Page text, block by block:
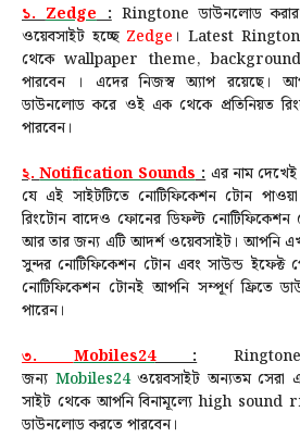
১.Zedge: Ringtone ডাউনলোড
ওয়েবসাইট হচ্ছে Zedge । Latest
থেকে wallpaper theme, background
পারবেন । এদের নিজস্ব অ্যাপ রয়েছে।
ডাউনলোড করে ওই এক থেকে প্রতিনিয়ত
পারবেন।
২.Notification Sounds:এর নাম
যে এই সাইটটিতে নোটিফিকেশন টোন
রিংটোন বাদেও ফোনের ডিফল্ট নোটিফিকেশন
আর তার জন্য এটি আদর্শ ওয়েবসাইট। আপনি
সুন্দর নোটিফিকেশন টোন এবং সাউন্ড ইফেক্ট
নোটিফিকেশন টোনই আপনি সম্পূর্ণ ফ্রিতে
পারেন।
৩.Mobiles24:
জন্য Mobiles24ওয়েবসাইট অন্যতম সেরা
সাইট থেকে আপনি বিনামূল্যে high sound
ডাউনলোড করতে পারবেন।